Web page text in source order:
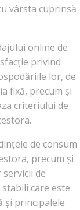
vârsta cuprinsă
online de
privind
lor, de
fixă, precum și
criteriului de
de consum
precum și
de
care este
și principalele